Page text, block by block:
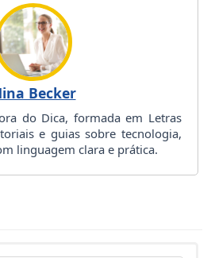
Becker
do Dica, formada em Letras
e guias sobre tecnologia,
linguagem clara e prática.